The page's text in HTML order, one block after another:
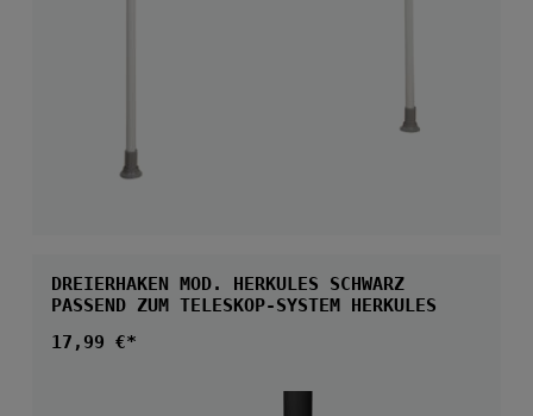
DREIERHAKEN MOD. HERKULES SCHWARZ
PASSEND ZUM TELESKOP-SYSTEM HERKULES
Regulärer Preis:
17,99 €*